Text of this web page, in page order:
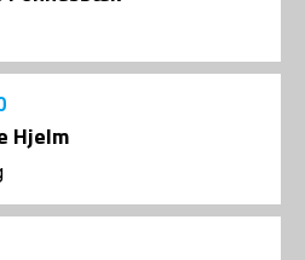
Hjelm